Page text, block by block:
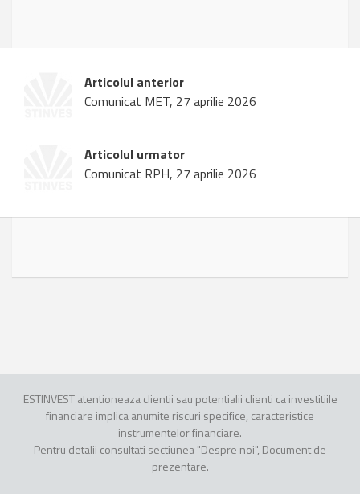
Articolul anterior
Comunicat MET, 27 aprilie 2026
Articolul urmator
Comunicat RPH, 27 aprilie 2026
ESTINVEST atentioneaza clientii sau potentialii clienti ca investitiile
financiare implica anumite riscuri specifice, caracteristice
instrumentelor financiare.
Pentru detalii consultati sectiunea "Despre noi", Document de
prezentare.